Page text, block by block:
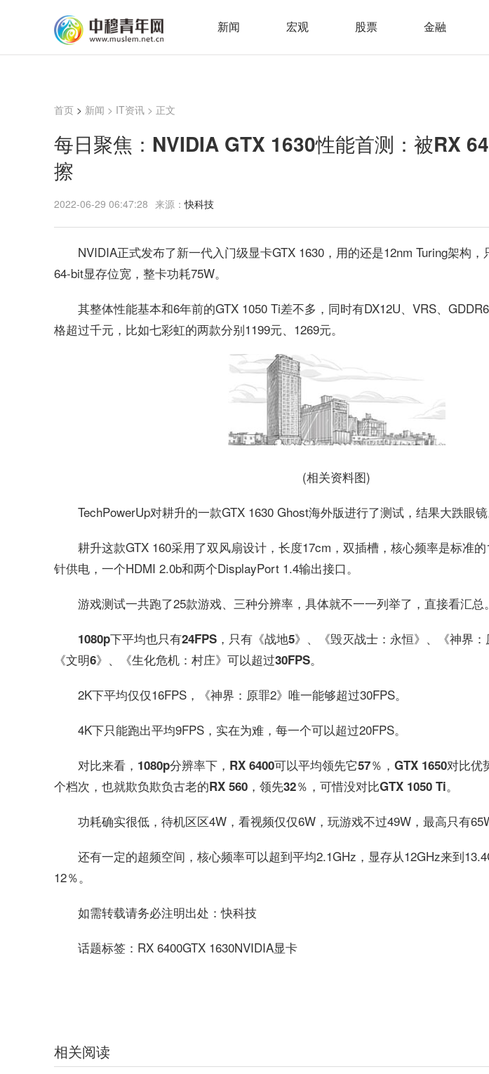
新闻 宏观 股票 金融
首页 > 新闻 > IT资讯 > 正文
每日聚焦：NVIDIA GTX 1630性能首测：被RX
擦
2022-06-29 06:47:28 来源：快科技
NVIDIA正式发布了新一代入门级显卡GTX 1630，用的还是12nm Turing架构，
64-bit显存位宽，整卡功耗75W。
其整体性能基本和6年前的GTX 1050 Ti差不多，同时有DX12U、VRS、
格超过千元，比如七彩虹的两款分别1199元、1269元。
(相关资料图)
TechPowerUp对耕升的一款GTX 1630 Ghost海外版进行了测试，结果大跌眼镜
耕升这款GTX 160采用了双风扇设计，长度17cm，双插槽，核心频率是标准
针供电，一个HDMI 2.0b和两个DisplayPort 1.4输出接口。
游戏测试一共跑了25款游戏、三种分辨率，具体就不一一列举了，直接看汇总。
1080p下平均也只有24FPS，只有《战地5》、《毁灭战士：永恒》、《神界：
《文明6》、《生化危机：村庄》可以超过30FPS。
2K下平均仅仅16FPS，《神界：原罪2》唯一能够超过30FPS。
4K下只能跑出平均9FPS，实在为难，每一个可以超过20FPS。
对比来看，1080p分辨率下，RX 6400可以平均领先它57％，GTX 1650对比优
个档次，也就欺负欺负古老的RX 560，领先32％，可惜没对比GTX 1050 Ti。
功耗确实很低，待机区区4W，看视频仅仅6W，玩游戏不过49W，最高只有
还有一定的超频空间，核心频率可以超到平均2.1GHz，显存从12GHz来到
12％。
如需转载请务必注明出处：快科技
话题标签：RX 6400GTX 1630NVIDIA显卡
相关阅读